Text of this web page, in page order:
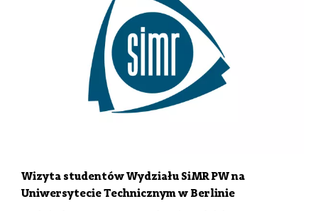
Wizyta studentów Wydziału SiMR PW na
Uniwersytecie Technicznym w Berlinie